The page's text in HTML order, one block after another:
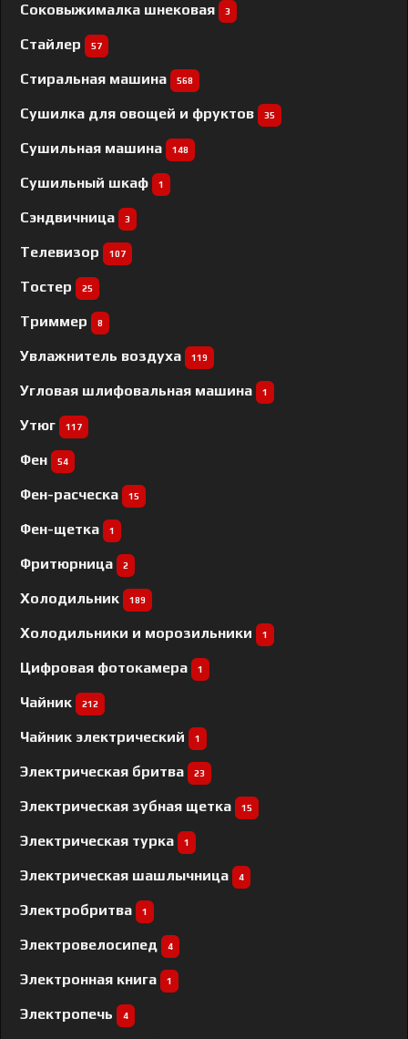
Соковыжималка шнековая 3
Стайлер 57
Стиральная машина 568
Сушилка для овощей и фруктов 35
Сушильная машина 148
Сушильный шкаф 1
Сэндвичница 3
Телевизор 107
Тостер 25
Триммер 8
Увлажнитель воздуха 119
Угловая шлифовальная машина 1
Утюг 117
Фен 54
Фен-расческа 15
Фен-щетка 1
Фритюрница 2
Холодильник 189
Холодильники и морозильники 1
Цифровая фотокамера 1
Чайник 212
Чайник электрический 1
Электрическая бритва 23
Электрическая зубная щетка 15
Электрическая турка 1
Электрическая шашлычница 4
Электробритва 1
Электровелосипед 4
Электронная книга 1
Электропечь 4